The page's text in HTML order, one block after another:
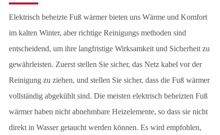
Elektrisch beheizte Fuß wärmer bieten uns Wärme und Komfort
im kalten Winter, aber richtige Reinigungs methoden sind
entscheidend, um ihre langfristige Wirksamkeit und Sicherheit zu
gewährleisten. Zuerst stellen Sie sicher, das Netz kabel vor der
Reinigung zu ziehen, und stellen Sie sicher, dass die Fuß wärmer
vollständig abgekühlt sind. Die meisten elektrisch beheizten Fuß
wärmer haben nicht abnehmbare Heizelemente, so dass sie nicht
direkt in Wasser getaucht werden können. Es wird empfohlen,